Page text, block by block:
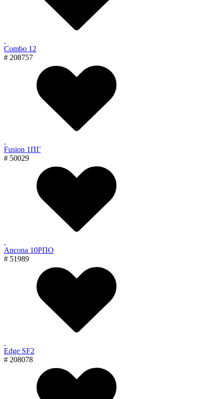
Combo 12
# 208757
Fusion 1ПГ
# 50029
Ancona 10РПО
# 51989
Edge SF2
# 208078